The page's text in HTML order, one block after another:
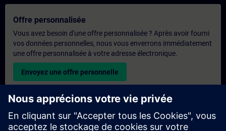
Offre personnalisée
Vous avez besoin d'une offre personnalisée ? Après avoir fourni
vos données personnelles, nous vous enverrons immédiatement
une offre personnalisée à votre adresse électronique.
Envoyez une offre personnelle
Demande de formation exclusive
Veuillez remplir le formulaire ci-dessous si vous souhaitez